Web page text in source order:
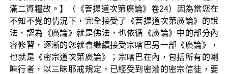
滿二資糧故。】（《菩提道次第廣論》卷24）因為當您在
不知不覺的情況下，完全接受了《菩提道次第廣論》的說
法，認為《廣論》就是佛法，也依循《廣論》中的部分內
容修習，逐漸的您就會繼續接受宗喀巴另一部《廣論》，
也就是《密宗道次第廣論》；宗喀巴在內，包括所有的喇
嘛行者，以三昧耶戒規定，已經受到密灌的密宗信徒，要